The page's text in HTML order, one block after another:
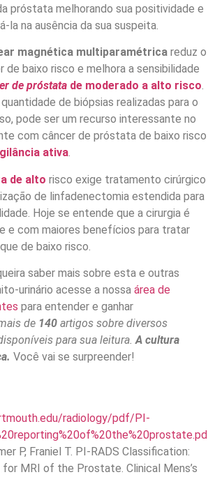
próstata melhorando sua positividade e
la na ausência da sua suspeita.
magnética multiparamétrica reduz o
baixo risco e melhora a sensibilidade
de próstata de moderado a alto risco.
de biópsias realizadas para o
pode ser um recurso interessante no
com câncer de próstata de baixo risco
ativa.
de alto risco exige tratamento cirúrgico
de linfadenectomia estendida para
Hoje se entende que a cirurgia é
e com maiores benefícios para tratar
de baixo risco.
saber mais sobre esta e outras
urinário acesse a nossa área de
para entender e ganhar
de 140 artigos sobre diversos
para sua leitura.A cultura
Você vai se surpreender!
radiology/pdf/PI-
P, Franiel T. PI-RADS Classification:
MRI of the Prostate. Clinical Mens’s